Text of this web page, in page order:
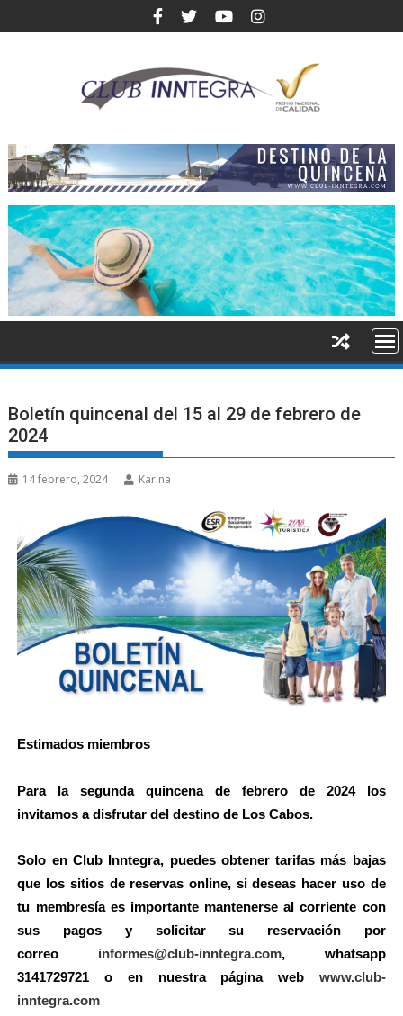
Boletín quincenal del 15 al 29 de febrero de
2024
14 febrero, 2024 Karina
Estimados miembros
Para la segunda quincena de febrero de 2024 los
invitamos a disfrutar del destino de Los Cabos.
Solo en Club Inntegra, puedes obtener tarifas más bajas
que los sitios de reservas online, si deseas hacer uso de
tu membresía es importante mantenerse al corriente con
sus pagos y solicitar su reservación por
correo informes@club-inntegra.com, whatsapp
3141729721 o en nuestra página web www.club-
inntegra.com